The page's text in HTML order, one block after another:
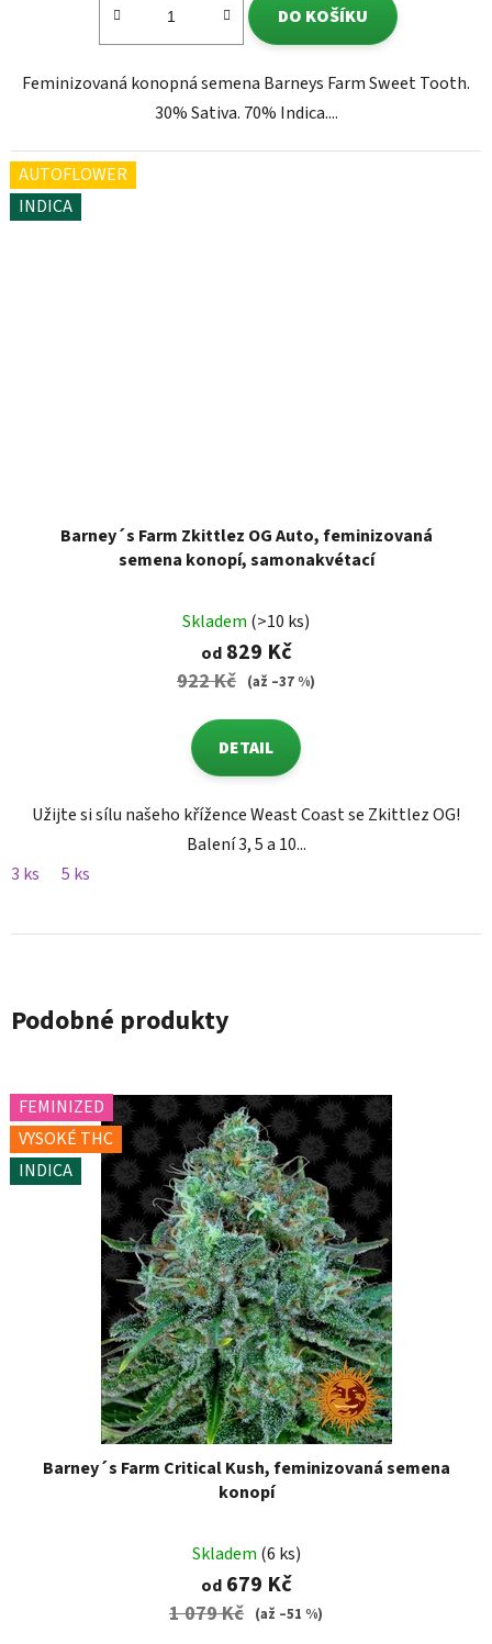
DO KOŠÍKU
Feminizovaná konopná semena Barneys Farm Sweet Tooth.
30% Sativa. 70% Indica....
AUTOFLOWER
INDICA
Barney´s Farm Zkittlez OG Auto, feminizovaná
semena konopí, samonakvétací
Skladem (>10 ks)
od829 Kč
922 Kč (až –37 %)
DETAIL
Užijte si sílu našeho křížence Weast Coast se Zkittlez OG!
Balení 3, 5 a 10...
3 ks
5 ks
Podobné produkty
FEMINIZED
VYSOKÉ THC
INDICA
Barney´s Farm Critical Kush, feminizovaná semena
konopí
Skladem (6 ks)
od679 Kč
1 079 Kč (až –51 %)